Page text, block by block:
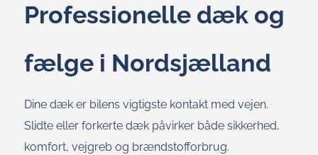
Professionelle dæk og
fælge i Nordsjælland
Dine dæk er bilens vigtigste kontakt med vejen.
Slidte eller forkerte dæk påvirker både sikkerhed,
komfort, vejgreb og brændstofforbrug.